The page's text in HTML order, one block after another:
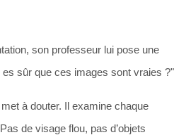
son professeur lui pose une
es sûr que ces images sont vraies ?"
à douter. Il examine chaque
de visage flou, pas d’objets